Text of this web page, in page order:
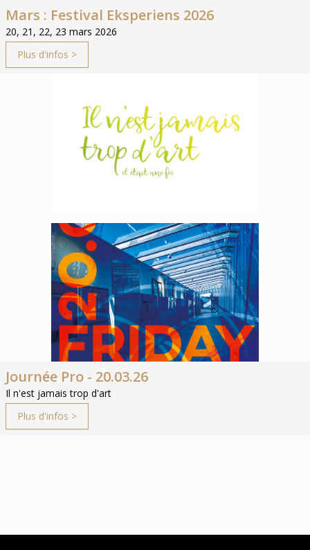
Mars : Festival Eksperiens 2026
20, 21, 22, 23 mars 2026
Plus d'infos >
Journée Pro - 20.03.26
Il n'est jamais trop d'art
Plus d'infos >